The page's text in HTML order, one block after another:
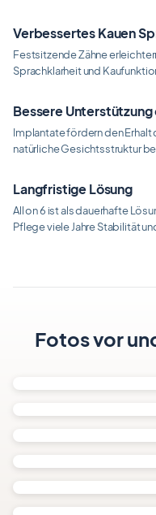
Verbessertes Kauen
Festsitzende Zähne
Sprachklarheit und
Bessere
Implantate fördern den
natürliche Gesichtsstruktur
Langfristige Lösung
All on 6 ist als dauerhafte
Pflege viele Jahre Stabilität
Fotos vor